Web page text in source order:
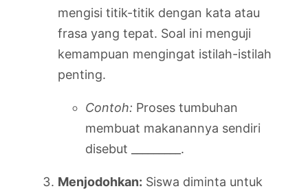
mengisi titik-titik dengan kata atau
frasa yang tepat. Soal ini menguji
kemampuan mengingat istilah-istilah
penting.
Contoh: Proses tumbuhan
membuat makanannya sendiri
disebut _________.
Menjodohkan: Siswa diminta untuk